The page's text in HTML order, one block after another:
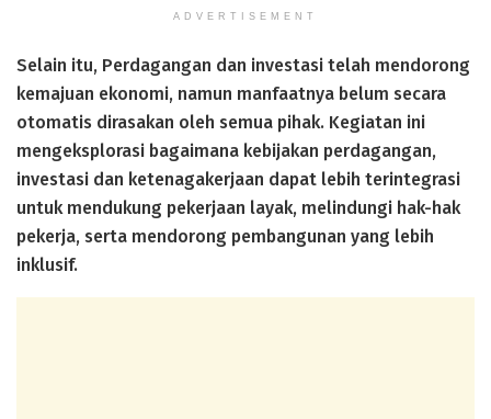
ADVERTISEMENT
Selain itu, Perdagangan dan investasi telah mendorong
kemajuan ekonomi, namun manfaatnya belum secara
otomatis dirasakan oleh semua pihak. Kegiatan ini
mengeksplorasi bagaimana kebijakan perdagangan,
investasi dan ketenagakerjaan dapat lebih terintegrasi
untuk mendukung pekerjaan layak, melindungi hak-hak
pekerja, serta mendorong pembangunan yang lebih
inklusif.